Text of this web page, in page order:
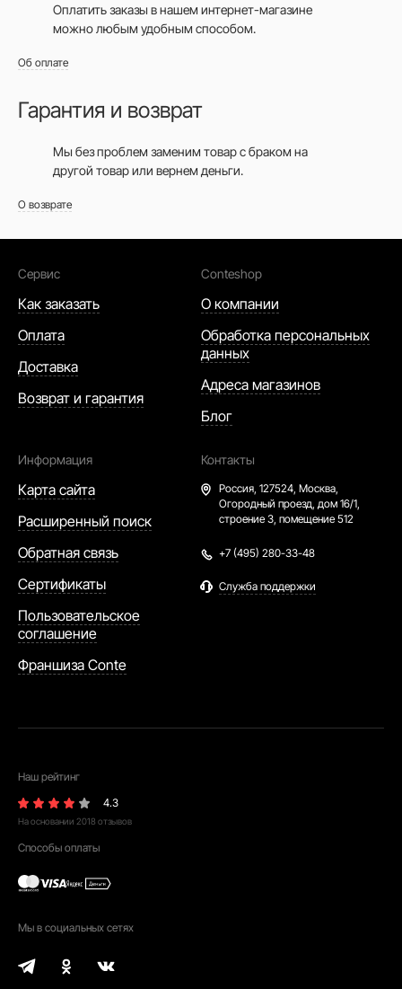
Оплатить заказы в нашем интернет-магазине
можно любым удобным способом.
Об оплате
Гарантия и возврат
Мы без проблем заменим товар с браком на
другой товар или вернем деньги.
О возврате
Сервис
Как заказать
Оплата
Доставка
Возврат и гарантия
Conteshop
О компании
Обработка персональных
данных
Адреса магазинов
Блог
Информация
Карта сайта
Расширенный поиск
Обратная связь
Сертификаты
Пользовательское
соглашение
Франшиза Conte
Контакты
Россия, 127524, Москва,
Огородный проезд, дом 16/1,
строение 3, помещение 512
+7 (495) 280-33-48
Служба поддержки
Наш рейтинг
4.3
На основании 2018 отзывов
Способы оплаты
Мы в социальных сетях